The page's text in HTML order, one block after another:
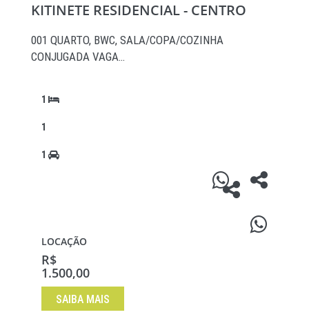
KITINETE RESIDENCIAL - CENTRO
001 QUARTO, BWC, SALA/COPA/COZINHA
CONJUGADA VAGA…
1
1
1
LOCAÇÃO
R$
1.500,00
SAIBA MAIS